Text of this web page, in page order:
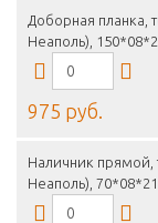
Доборная планка,
Неаполь),
975 руб.
Наличник прямой,
Неаполь),